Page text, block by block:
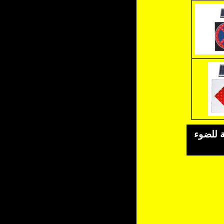
للضوء